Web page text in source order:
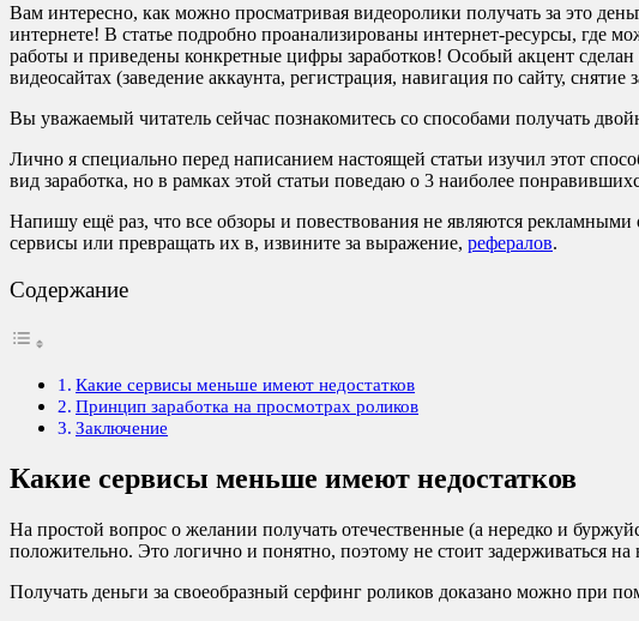
Вам интересно, как можно просматривая видеоролики получать за это
интернете! В статье подробно проанализированы интернет-ресурсы, где
работы и приведены конкретные цифры заработков! Особый акцент
видеосайтах (заведение аккаунта, регистрация, навигация по сайту, снятие
Вы уважаемый читатель сейчас познакомитесь со способами получать
Лично я специально перед написанием настоящей статьи изучил этот
вид заработка, но в рамках этой статьи поведаю о 3 наиболее
Напишу ещё раз, что все обзоры и повествования не являются рекламными
сервисы или превращать их в, извините за выражение, рефералов.
Содержание
Какие сервисы меньше имеют недостатков
Принцип заработка на просмотрах роликов
Заключение
Какие сервисы меньше имеют недостатков
На простой вопрос о желании получать отечественные (а нередко и
положительно. Это логично и понятно, поэтому не стоит задерживаться
Получать деньги за своеобразный серфинг роликов доказано можно при